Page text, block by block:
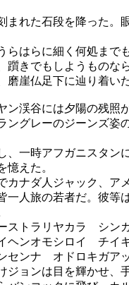
れた石段を降った。
はらに細く何処まで
躓きでもしようものな
磨崖仏足下に辿り着い
渓谷には夕陽の残照
ングレーのジーンズ姿
一時アフガニスタン
憶えた。
ナダ人ジャック、ア
一人旅の若者だ。彼等
トラリヤカラ シン
ンオモシロイ チイ
ンナ オドロキガア
ョンは目を輝かせ、